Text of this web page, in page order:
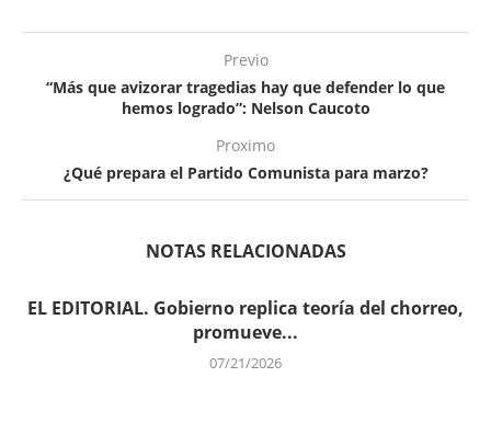
Previo
“Más que avizorar tragedias hay que defender lo que
hemos logrado”: Nelson Caucoto
Proximo
¿Qué prepara el Partido Comunista para marzo?
NOTAS RELACIONADAS
EL EDITORIAL. Gobierno replica teoría del chorreo,
promueve...
07/21/2026